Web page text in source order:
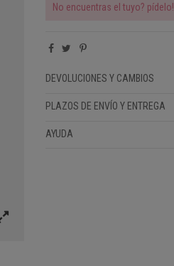
No encuentras el tuyo? pídelo!
DEVOLUCIONES Y CAMBIOS
PLAZOS DE ENVÍO Y ENTREGA
AYUDA